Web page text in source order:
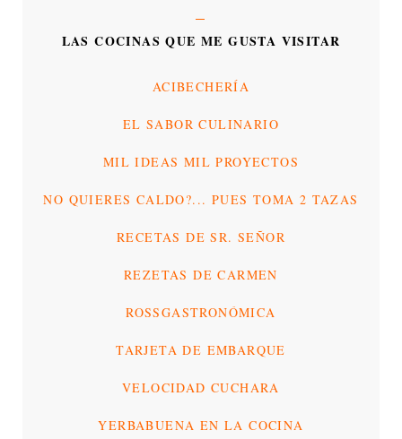
LAS COCINAS QUE ME GUSTA VISITAR
ACIBECHERÍA
EL SABOR CULINARIO
MIL IDEAS MIL PROYECTOS
NO QUIERES CALDO?... PUES TOMA 2 TAZAS
RECETAS DE SR. SEÑOR
REZETAS DE CARMEN
ROSSGASTRONÓMICA
TARJETA DE EMBARQUE
VELOCIDAD CUCHARA
YERBABUENA EN LA COCINA